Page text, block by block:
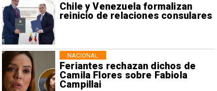
Chile y Venezuela formalizan
reinicio de relaciones consulares
Feriantes rechazan dichos de
Camila Flores sobre Fabiola
Campillai
NACIONAL